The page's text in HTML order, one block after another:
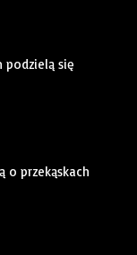
podzielą się
o przekąskach